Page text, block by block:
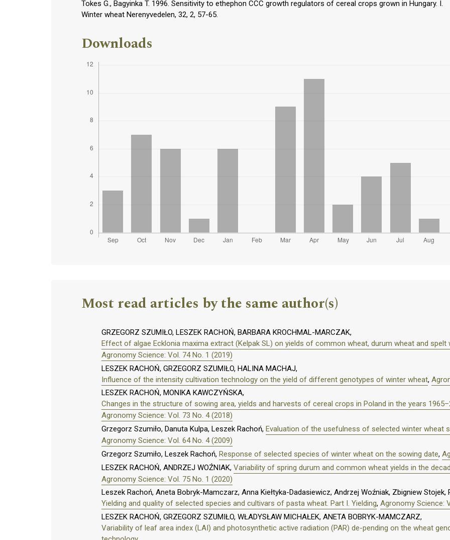
Tokes G., Bagyinka T. 1996. Sensitivity to ethephon CCC growth regulators of cereal crops grown in Hungary. I.
Winter wheat Nerenyvedelen, 32, 2, 57-65.
Downloads
Most read articles by the same author(s)
GRZEGORZ SZUMIŁO, LESZEK RACHOŃ, BARBARA KROCHMAL-MARCZAK,
Effect of algae Ecklonia maxima extract (Kelpak SL) on yields of common wheat, durum wheat and spelt
Agronomy Science: Vol. 74 No. 1 (2019)
LESZEK RACHOŃ, GRZEGORZ SZUMIŁO, HALINA MACHAJ,
Influence of the intensity cultivation technology on the yield of different genotypes of winter wheat,
LESZEK RACHOŃ, MONIKA KAWCZYŃSKA,
Changes in the structure of sowing area, yields and harvests of cereal crops in Poland in the years
Agronomy Science: Vol. 73 No. 4 (2018)
Grzegorz Szumiło, Danuta Kulpa, Leszek Rachoń, Evaluation of the usefulness of selected winter wheat
Agronomy Science: Vol. 64 No. 4 (2009)
Grzegorz Szumiło, Leszek Rachoń, Response of selected species of winter wheat on the sowing date,
LESZEK RACHOŃ, ANDRZEJ WOŹNIAK, Variability of spring durum and common wheat yields in the
Agronomy Science: Vol. 75 No. 1 (2020)
Leszek Rachoń, Aneta Bobryk-Mamczarz, Anna Kiełtyka-Dadasiewicz, Andrzej Woźniak, Zbigniew Stojek,
Yielding and quality of selected species and cultivars of pasta wheat. Part I. Yielding, Agronomy Science:
LESZEK RACHOŃ, GRZEGORZ SZUMIŁO, WŁADYSŁAW MICHAŁEK, ANETA BOBRYK-MAMCZARZ,
Variability of leaf area index (LAI) and photosynthetic active radiation (PAR) de-pending on the wheat